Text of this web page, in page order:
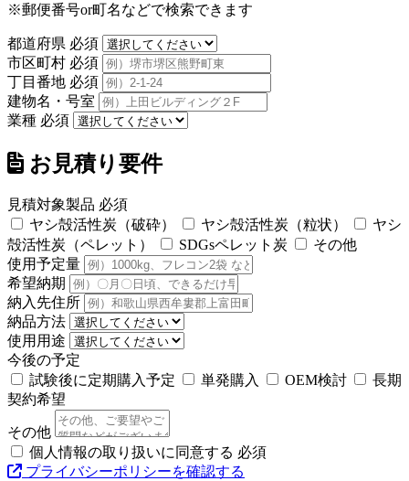
※郵便番号or町名などで検索できます
都道府県 必須
市区町村 必須
丁目番地 必須
建物名・号室
業種 必須
お見積り要件
見積対象製品 必須
ヤシ殻活性炭（破砕）
ヤシ殻活性炭（粒状）
ヤシ
殻活性炭（ペレット）
SDGsペレット炭
その他
使用予定量
希望納期
納入先住所
納品方法
使用用途
今後の予定
試験後に定期購入予定
単発購入 OEM検討
長期
契約希望
その他
個人情報の取り扱いに同意する 必須
プライバシーポリシーを確認する